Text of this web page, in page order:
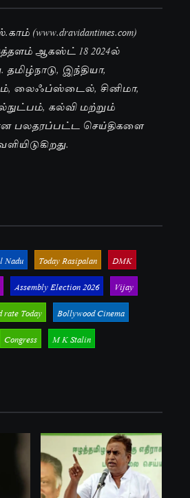
(www.dravidantimes.com)
ஆகஸ்ட் 18 2024ல்
இந்தியா,
லைஃப்ஸ்டைல், சினிமா,
கல்வி மற்றும்
பலதரப்பட்ட செய்திகளை
Nadu Today Rasipalan
DMK
Assembly Election 2026
Vijay
rate Today
Bollywood Cinema
Congress
M K Stalin